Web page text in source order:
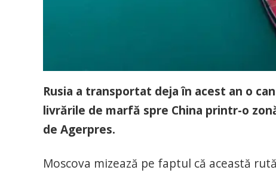
Rusia a transportat deja în acest an o
livrările de marfă spre China printr-o
de Agerpres.
Moscova mizează pe faptul că această